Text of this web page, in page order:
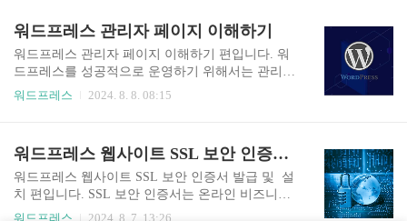
딩 속도 등으로 사용자가 고유한 웹사이트를 쉽게
만들 수 있습니다. 이러한 기능..
웨이즈 워드프레스 서버 연결입니다. 가비아 도메
인 연결가비아 도메인이란? 가비아 웹사이트에서
판매하는 도메인이며, 도메인은 인터넷 웹사이트
의 주소를 의미합니다. 쉽게 말해, 웹사이트에 접속
하기 위해 사용하는 URL이 바로 도메인입니다. 도
다. 가비아 웹사이트 바로가기 가비아 도메인 구
입 가비아 도메인 이전가비아 도메인 이전은 가..
워드프레스 관리자 페이지 이해하기
워드프레스 관리자 페이지 이해하기 편입니다. 워
드프레스를 성공적으로 운영하기 위해서는 관리자
페이지를 이해해야 합니다. 다음은 관리자 페이지
페이지는 웹사이트를 관리하는 곳입니다. 이곳에
서 모든 설정과 콘텐츠 관리를 손쉽게 할 수 있습니
다. 대시보드는 사용자 친화적인 인터페이스를 제
공하여, 초보자부터 전문가까지 누구나 쉽게 사용
워드프레스 2024. 8. 8. 08:15
워드프레스 웹사이트 SSL 보안 인증서 발급 및 설치
워드프레스 웹사이트 SSL 보안 인증서 발급 및 설
치 편입니다. SSL 보안 인증서는 온라인 비즈니스
시 보안 연결을 수립함으로써 신뢰의 토대를 형성
워드프레스 2024. 8. 7. 13:26